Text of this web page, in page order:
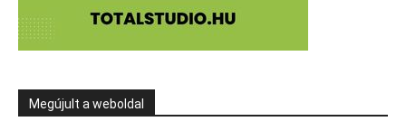
Megújult a weboldal